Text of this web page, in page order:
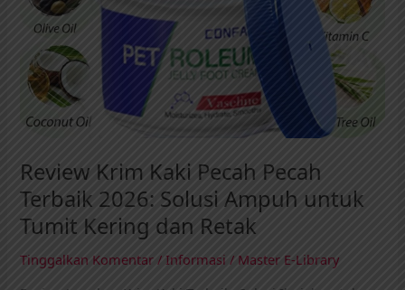
Review Krim Kaki Pecah Pecah
Terbaik 2026: Solusi Ampuh untuk
Tumit Kering dan Retak
Tinggalkan Komentar / Informasi / Master E-Library
Kering
Retak